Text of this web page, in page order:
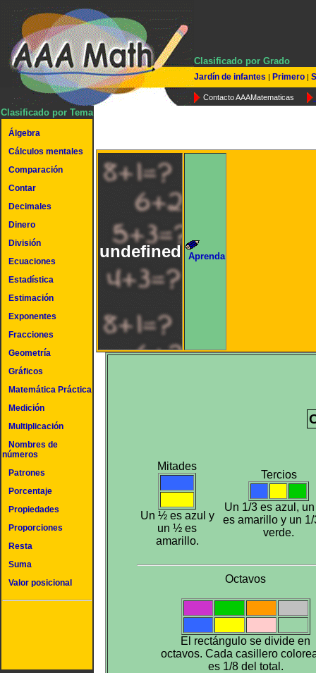
Clasificado por Grado
Jardín de infantes | Primero |
Contacto AAAMatematicas
Clasificado por Tema
Álgebra
Cálculos mentales
Comparación
Contar
Decimales
Dinero
División
Ecuaciones
Estadística
Estimación
Exponentes
Fracciones
Geometría
Gráficos
Matemática Práctica
Medición
Multiplicación
Nombres de
números
Patrones
Porcentaje
Propiedades
Proporciones
Resta
Suma
Valor posicional
undefined Aprenda
Mitades
Un ½ es azul y
un ½ es
amarillo.
Tercios
Un 1/3 es azul,
es amarillo y un 1/
verde.
Octavos
El rectángulo se divide en
octavos. Cada casillero
es 1/8 del total.